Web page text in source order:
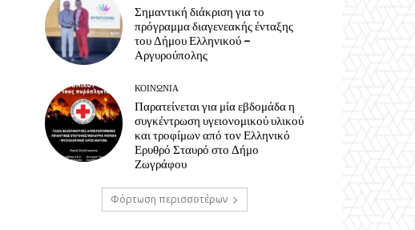
Σημαντική διάκριση για το
πρόγραμμα διαγενεακής ένταξης
του Δήμου Ελληνικού –
Αργυρούπολης
ΚΟΙΝΩΝΊΑ
Παρατείνεται για μία εβδομάδα η
συγκέντρωση υγειονομικού υλικού
και τροφίμων από τον Ελληνικό
Ερυθρό Σταυρό στο Δήμο
Ζωγράφου
Φόρτωση περισσοτέρων